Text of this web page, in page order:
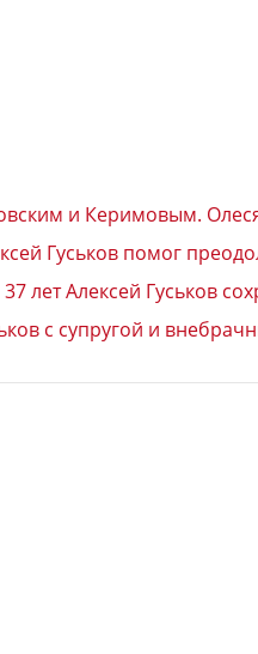
и Керимовым.
Гуськов помог
лет Алексей Гуськов
с супругой и